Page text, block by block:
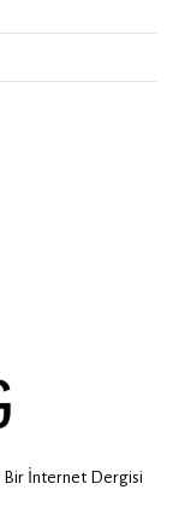
Bir İnternet Dergisi